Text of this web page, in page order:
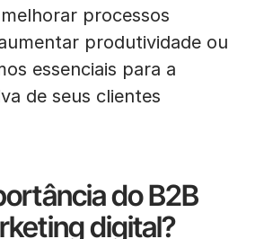
processos
produtividade ou
essenciais para a
de seus clientes
do B2B
digital?